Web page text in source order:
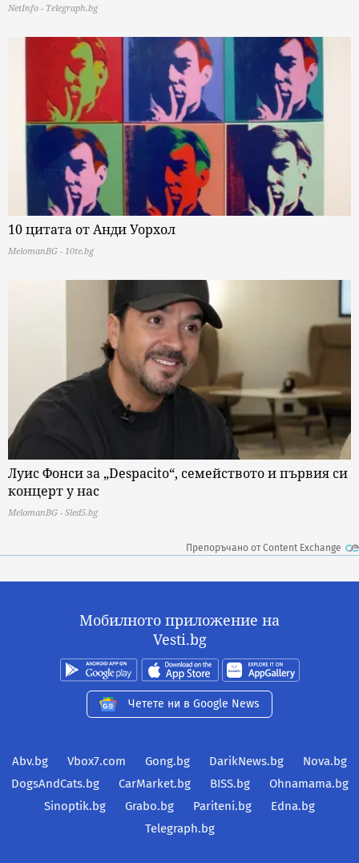
NetInfo - Telegraph.bg
10 цитата от Анди Уорхол
MelomanBG - 10te.bg
Луис Фонси за „Despacito“, семейството и първия си
концерт у нас
MelomanBG - Sled5.bg
Препоръчано от Content Exchange
Мобилното приложение на
Vesti.bg
Четете ни в Google News
Abv.bg Vbox7.com Gong.bg DarikNews.bg
Nova.bg
DogsAndCats.bg
CarMarket.bg BISS.bg
Ohnamama.bg
Sinoptik.bg
Grabo.bg Pariteni.bg
Edna.bg
Telegraph.bg